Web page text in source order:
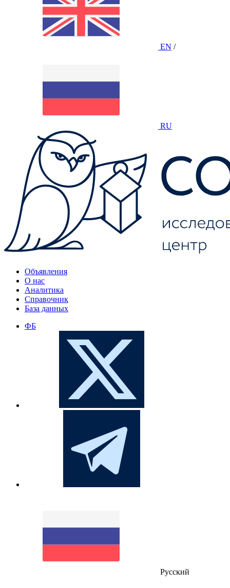
EN /
RU
Объявления
О нас
Аналитика
Справочник
База данных
ФБ
Русский